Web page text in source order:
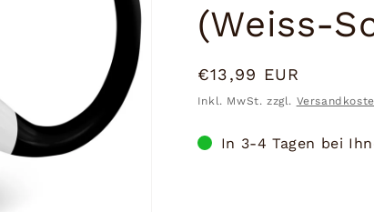
(Weiss-
Normaler
Preis
€13,99 EUR
Inkl. MwSt. zzgl.
In 3-4 Tagen bei